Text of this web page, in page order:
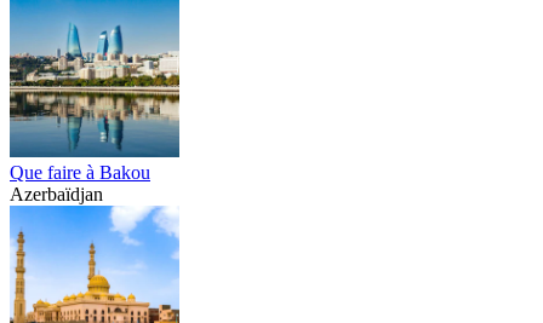
Que faire à Bakou
Azerbaïdjan